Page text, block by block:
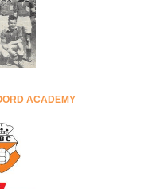
ACADEMY